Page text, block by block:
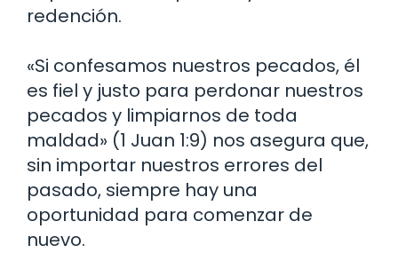
redención.
«Si confesamos nuestros pecados, él
es fiel y justo para perdonar nuestros
pecados y limpiarnos de toda
maldad» (1 Juan 1:9) nos asegura que,
sin importar nuestros errores del
pasado, siempre hay una
oportunidad para comenzar de
nuevo.